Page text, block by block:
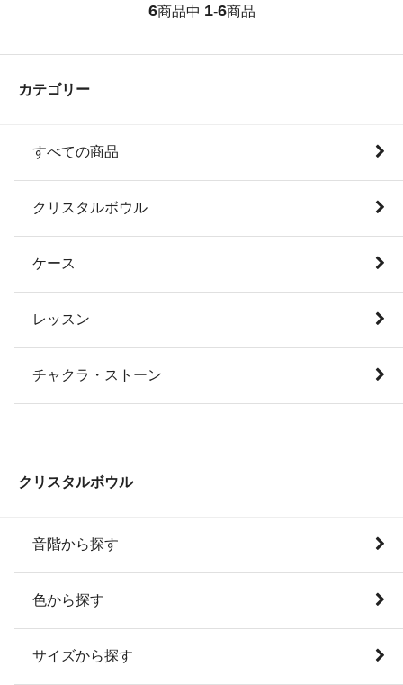
6商品中 1-6商品
カテゴリー
すべての商品
クリスタルボウル
ケース
レッスン
チャクラ・ストーン
クリスタルボウル
音階から探す
色から探す
サイズから探す